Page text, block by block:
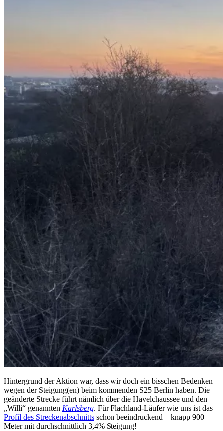
Hintergrund der Aktion war, dass wir doch ein bisschen Bedenken
wegen der Steigung(en) beim kommenden S25 Berlin haben. Die
geänderte Strecke führt nämlich über die Havelchaussee und den
„Willi“ genannten Karlsberg. Für Flachland-Läufer wie uns ist das
Profil des Streckenabschnitts schon beeindruckend – knapp 900
Meter mit durchschnittlich 3,4% Steigung!